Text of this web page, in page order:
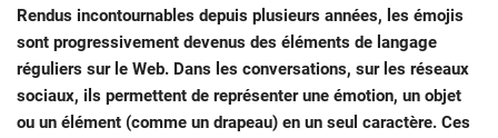
Rendus incontournables depuis plusieurs années, les émojis
sont progressivement devenus des éléments de langage
réguliers sur le Web. Dans les conversations, sur les réseaux
sociaux, ils permettent de représenter une émotion, un objet
ou un élément (comme un drapeau) en un seul caractère. Ces